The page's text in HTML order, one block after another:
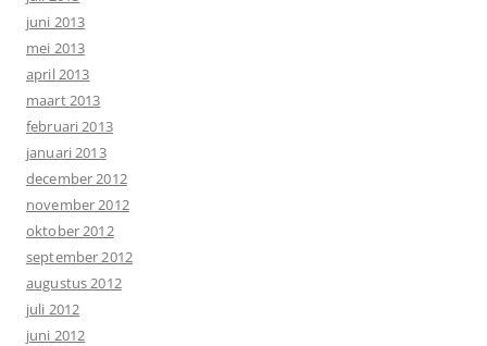
juni 2013
mei 2013
april 2013
maart 2013
februari 2013
januari 2013
december 2012
november 2012
oktober 2012
september 2012
augustus 2012
juli 2012
juni 2012